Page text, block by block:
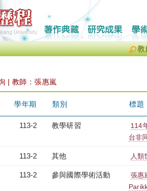
教
| 教師：張惠嵐
學年期 類別 標題
113-2 教學研習
114
台非
113-2 其他 人類
113-2 參與國際學術活動
張惠